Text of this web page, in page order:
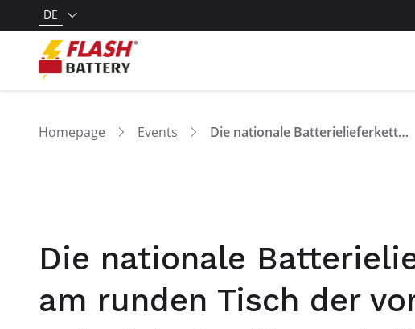
DE
Homepage Events Die nationale Batterielieferkette: Flash Battery am runden Tisch der von Key Energy organisierten Veranstaltung
Die nationale
am runden Tisch der